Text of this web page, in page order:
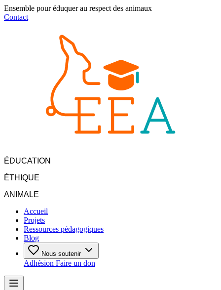
Ensemble pour éduquer au respect des animaux
Contact
ÉDUCATION
ÉTHIQUE
ANIMALE
Accueil
Projets
Ressources pédagogiques
Blog
Nous soutenir
Adhésion Faire un don